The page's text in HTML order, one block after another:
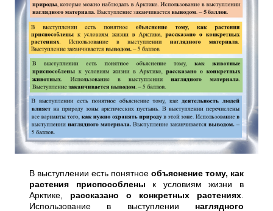
В выступлении есть понятное объяснение тому, как
растения приспособлены к условиям жизни в
Арктике, рассказано о конкретных растениях
Использование в выступлении наглядного